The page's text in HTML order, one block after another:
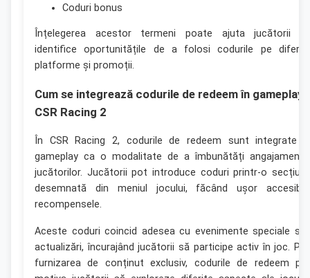
Coduri bonus
Înțelegerea acestor termeni poate ajuta jucătorii
identifice oportunitățile de a folosi codurile pe
platforme și promoții.
Cum se integrează codurile de redeem în
CSR Racing 2
În CSR Racing 2, codurile de redeem sunt integrate
gameplay ca o modalitate de a îmbunătăți
jucătorilor. Jucătorii pot introduce coduri printr-o
desemnată din meniul jocului, făcând ușor
recompensele.
Aceste coduri coincid adesea cu evenimente speciale
actualizări, încurajând jucătorii să participe activ în joc.
furnizarea de conținut exclusiv, codurile de redeem